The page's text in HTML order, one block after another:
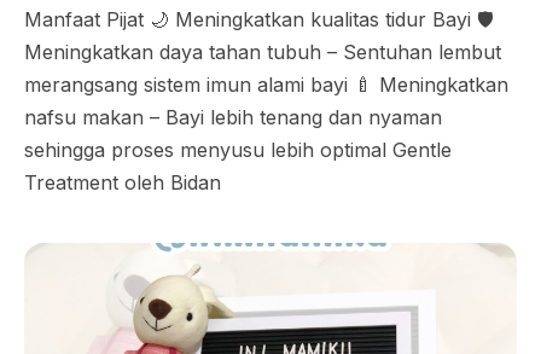
Manfaat Pijat 🌙 Meningkatkan kualitas tidur Bayi 🛡️
Meningkatkan daya tahan tubuh – Sentuhan lembut
merangsang sistem imun alami bayi 🍼 Meningkatkan
nafsu makan – Bayi lebih tenang dan nyaman
sehingga proses menyusu lebih optimal Gentle
Treatment oleh Bidan